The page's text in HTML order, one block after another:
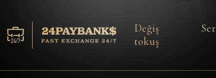
Değiş
tokuş